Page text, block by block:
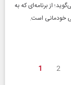
از برنامه‌ای که به
خودمانی است.
1 2